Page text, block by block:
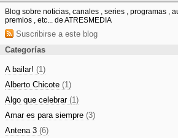
Blog sobre noticias, canales , series , programas ,
premios , etc... de ATRESMEDIA
Suscribirse a este blog
Categorías
A bailar! (1)
Alberto Chicote (1)
Algo que celebrar (1)
Amar es para siempre (3)
Antena 3 (6)